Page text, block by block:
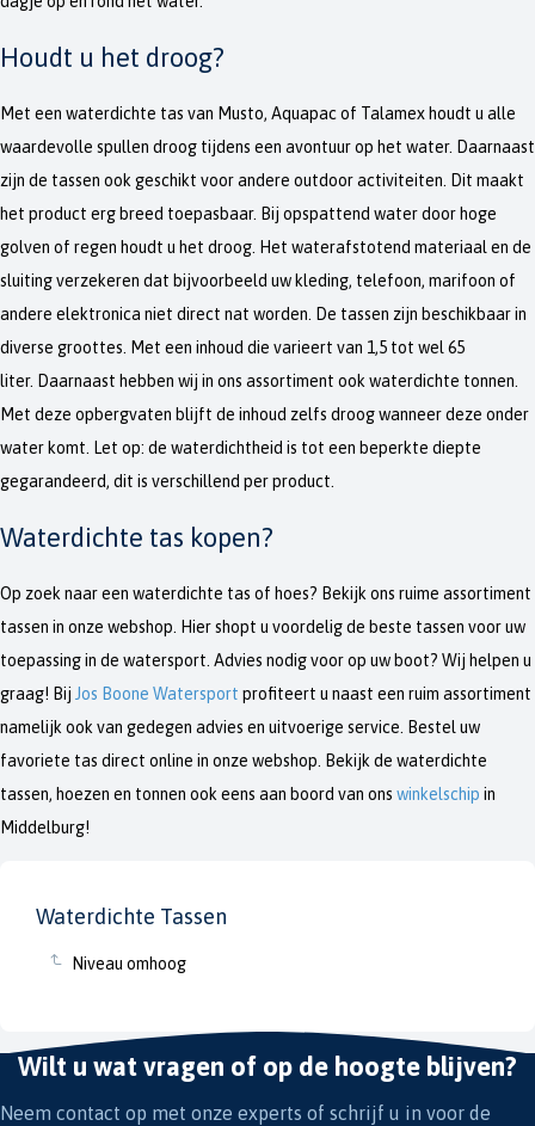
Waterdichte Tassen
Niveau omhoog
Houdt u het droog?
Met een waterdichte tas van Musto, Aquapac of Talamex houdt u alle
waardevolle spullen droog tijdens een avontuur op het water. Daarnaast
zijn de tassen ook geschikt voor andere outdoor activiteiten. Dit maakt
het product erg breed toepasbaar. Bij opspattend water door hoge
golven of regen houdt u het droog. Het waterafstotend materiaal en de
sluiting verzekeren dat bijvoorbeeld uw kleding, telefoon, marifoon of
andere elektronica niet direct nat worden. De tassen zijn beschikbaar in
diverse groottes. Met een inhoud die varieert van 1,5 tot wel 65
liter. Daarnaast hebben wij in ons assortiment ook waterdichte tonnen.
Met deze opbergvaten blijft de inhoud zelfs droog wanneer deze onder
water komt. Let op: de waterdichtheid is tot een beperkte diepte
gegarandeerd, dit is verschillend per product.
Waterdichte tas kopen?
Op zoek naar een waterdichte tas of hoes? Bekijk ons ruime assortiment
tassen in onze webshop. Hier shopt u voordelig de beste tassen voor uw
toepassing in de watersport. Advies nodig voor op uw boot? Wij helpen u
graag! Bij Jos Boone Watersport profiteert u naast een ruim assortiment
namelijk ook van gedegen advies en uitvoerige service. Bestel uw
favoriete tas direct online in onze webshop. Bekijk de waterdichte
tassen, hoezen en tonnen ook eens aan boord van ons winkelschip in
Middelburg!
Wilt u wat vragen of op de hoogte blijven?
Neem contact op met onze experts of schrijf u in voor de